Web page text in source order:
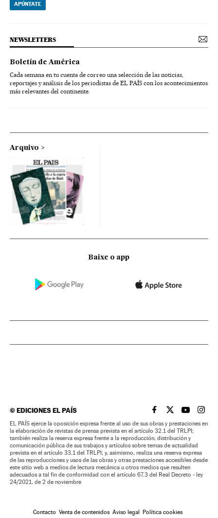
APÚNTATE
NEWSLETTERS
Boletín de América
Cada semana en tu cuenta de correo una selección de las noticias,
reportajes y análisis de los periodistas de EL PAÍS con los acontecimientos
más relevantes del continente.
Arquivo
Baixe o app
©EDICIONES EL PAÍS EL PAÍS BRASIL EN
EL PAÍSEL PAÍS
EL
EL PAÍS ejerce la oposición expresa frente al uso de sus obras y prestaciones en
la elaboración de revistas de prensa prevista en el artículo 32.1 del TRLPI;
también realiza la reserva expresa frente a la reproducción, distribución y
comunicación pública de sus trabajos y artículos sobre temas de actualidad
prevista en el artículo 33.1 del TRLPI; y, asimismo, realiza una reserva expresa
de las reproducciones y usos de las obras y otras prestaciones accesibles desde
este sitio web a medios de lectura mecánica u otros medios que resulten
adecuados a tal fin de conformidad con el artículo 67.3 del Real Decreto - ley
24/2021, de 2 de noviembre
Contacto Venta de contenidos Aviso legal Política cookies